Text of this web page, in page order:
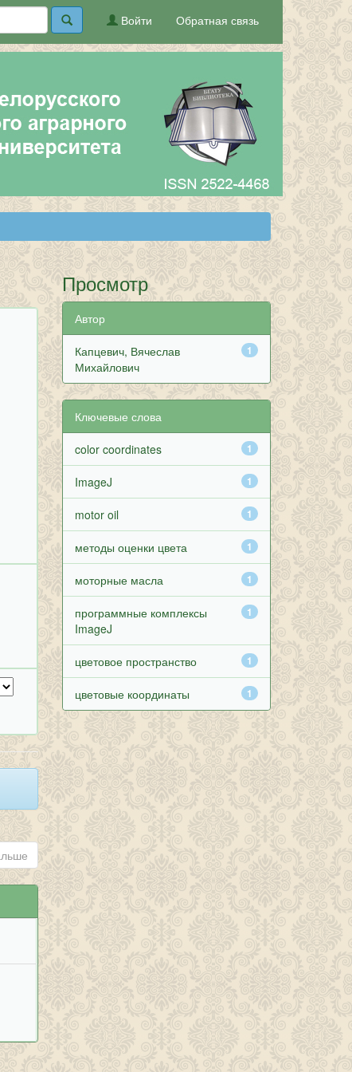
Обратная связь
Войти
Просмотр
Автор
1
Капцевич, Вячеслав
Михайлович
Ключевые слова
1
color coordinates
1
ImageJ
1
motor oil
1
методы оценки цвета
1
моторные масла
1
программные комплексы
ImageJ
1
цветовое пространство
1
цветовые координаты